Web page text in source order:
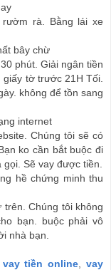
rà. Bằng lái xe
bây chừ
phút. Giải ngân tiền
tờ trước 21H Tối.
không để tồn sang
internet
Chúng tôi sẽ có
ko cần bắt buộc đi
Sẽ vay được tiền.
hề chứng minh thu
Chúng tôi không
bạn. buộc phải vô
nhà bạn.
vay tiền online ,vay